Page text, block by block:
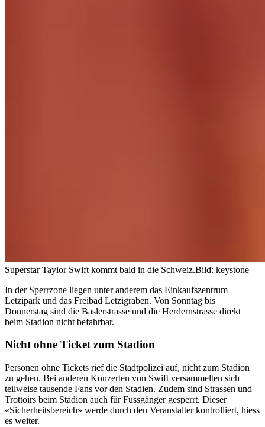
Superstar Taylor Swift kommt bald in die Schweiz.Bild: keystone
In der Sperrzone liegen unter anderem das Einkaufszentrum
Letzipark und das Freibad Letzigraben. Von Sonntag bis
Donnerstag sind die Baslerstrasse und die Herdernstrasse direkt
beim Stadion nicht befahrbar.
Nicht ohne Ticket zum Stadion
Personen ohne Tickets rief die Stadtpolizei auf, nicht zum Stadion
zu gehen. Bei anderen Konzerten von Swift versammelten sich
teilweise tausende Fans vor den Stadien. Zudem sind Strassen und
Trottoirs beim Stadion auch für Fussgänger gesperrt. Dieser
«Sicherheitsbereich» werde durch den Veranstalter kontrolliert, hiess
es weiter.